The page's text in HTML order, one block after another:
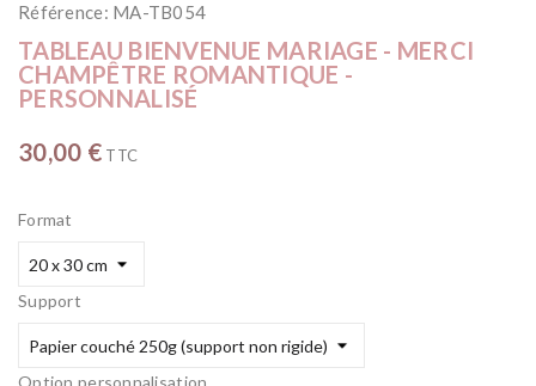
Référence: MA-TB054
TABLEAU BIENVENUE MARIAGE - MERCI
CHAMPÊTRE ROMANTIQUE -
PERSONNALISÉ
30,00 € TTC
Format
Support
Option personnalisation